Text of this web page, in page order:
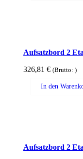
Aufsatzbord 2
326,81 € (Brutto: )
In den
Aufsatzbord 2